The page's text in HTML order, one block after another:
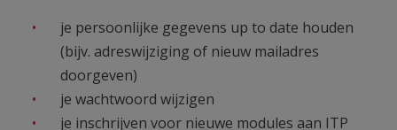
je persoonlijke gegevens up to date houden
(bijv. adreswijziging of nieuw mailadres
doorgeven)
je wachtwoord wijzigen
je inschrijven voor nieuwe modules aan ITP